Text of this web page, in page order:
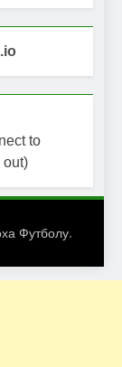
to
out)
Футболу.